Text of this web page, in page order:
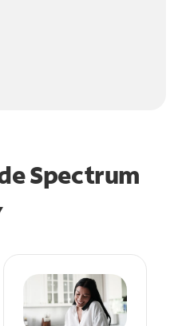
Spectrum